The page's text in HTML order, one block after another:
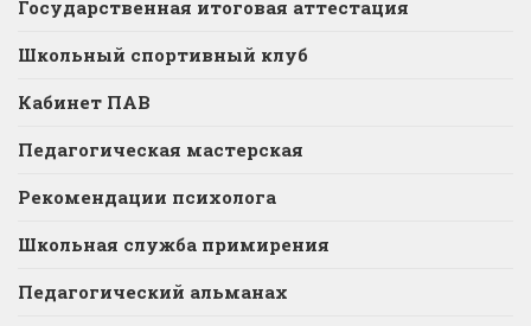
Государственная итоговая аттестация
Школьный спортивный клуб
Кабинет ПАВ
Педагогическая мастерская
Рекомендации психолога
Школьная служба примирения
Педагогический альманах